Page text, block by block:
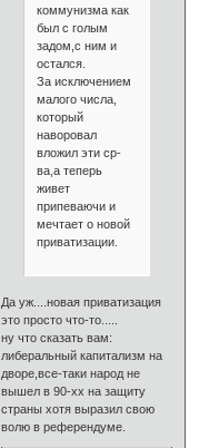
коммунизма как
был с голым
задом,с ним и
остался.
За исключением
малого числа,
который
наворовал
вложил эти ср-
ва,а теперь
живет
припеваючи и
мечтает о новой
приватизации.
Да уж....новая приватизация
это просто что-то.....
ну что сказать вам:
либеральный капитализм на
дворе,все-таки народ не
вышел в 90-хх на защиту
страны хотя выразил свою
волю в референдуме.